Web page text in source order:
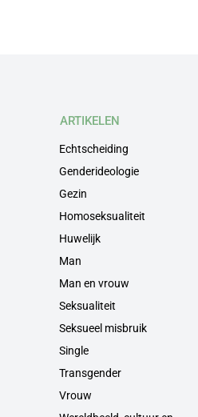
ARTIKELEN
Echtscheiding
Genderideologie
Gezin
Homoseksualiteit
Huwelijk
Man
Man en vrouw
Seksualiteit
Seksueel misbruik
Single
Transgender
Vrouw